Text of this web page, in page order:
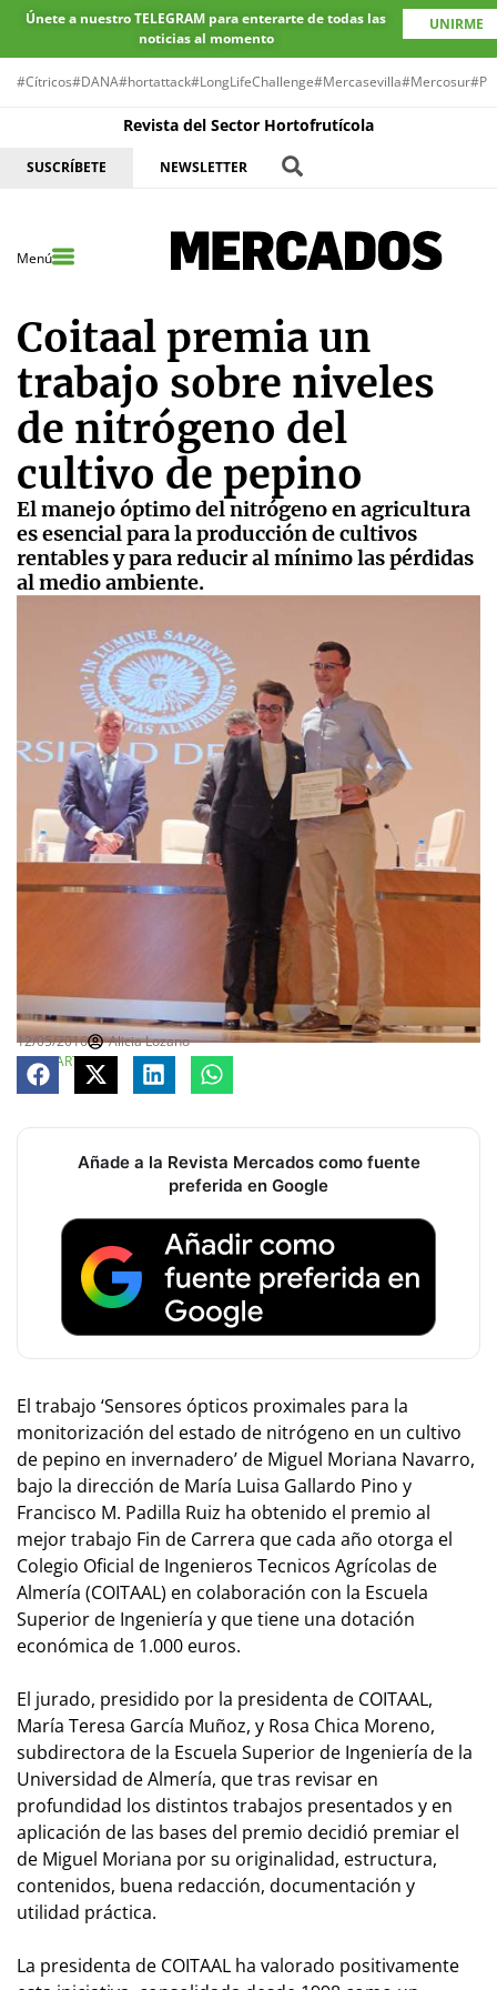
Únete a nuestro TELEGRAM para enterarte de todas las
noticias al momento
UNIRME
#Cítricos#DANA#hortattack#LongLifeChallenge#Mercasevilla#Mercosur
Revista del Sector Hortofrutícola
SUSCRÍBETE NEWSLETTER
Menú
Coitaal premia un
trabajo sobre niveles
de nitrógeno del
cultivo de pepino
El manejo óptimo del nitrógeno en agricultura
es esencial para la producción de cultivos
rentables y para reducir al mínimo las pérdidas
al medio ambiente.
12/05/2016
Alicia Lozano
COMPARTE
Añade a la Revista Mercados como fuente
preferida en Google
El trabajo ‘Sensores ópticos proximales para la
monitorización del estado de nitrógeno en un cultivo
de pepino en invernadero’ de Miguel Moriana Navarro,
bajo la dirección de María Luisa Gallardo Pino y
Francisco M. Padilla Ruiz ha obtenido el premio al
mejor trabajo Fin de Carrera que cada año otorga el
Colegio Oficial de Ingenieros Tecnicos Agrícolas de
Almería (COITAAL) en colaboración con la Escuela
Superior de Ingeniería y que tiene una dotación
económica de 1.000 euros.
El jurado, presidido por la presidenta de COITAAL,
María Teresa García Muñoz, y Rosa Chica Moreno,
subdirectora de la Escuela Superior de Ingeniería de la
Universidad de Almería, que tras revisar en
profundidad los distintos trabajos presentados y en
aplicación de las bases del premio decidió premiar el
de Miguel Moriana por su originalidad, estructura,
contenidos, buena redacción, documentación y
utilidad práctica.
La presidenta de COITAAL ha valorado positivamente